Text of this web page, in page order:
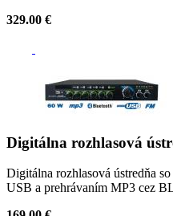
329.00 €
Digitálna rozhlasová
Digitálna rozhlasová ústredňa
USB a prehrávaním MP3 cez